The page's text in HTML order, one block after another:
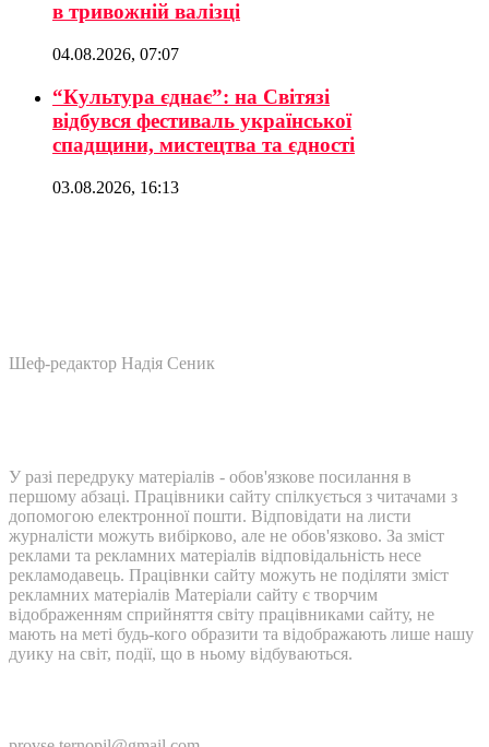
в тривожній валізці
04.08.2026, 07:07
“Культура єднає”: на Світязі
відбувся фестиваль української
спадщини, мистецтва та єдності
03.08.2026, 16:13
Шеф-редактор Надія Сеник
У разі передруку матеріалів - обов'язкове посилання в
першому абзаці. Працівники сайту спілкується з читачами з
допомогою електронної пошти. Відповідати на листи
журналісти можуть вибірково, але не обов'язково. За зміст
реклами та рекламних матеріалів відповідальність несе
рекламодавець. Працівнки сайту можуть не поділяти зміст
рекламних матеріалів Матеріали сайту є творчим
відображенням сприйняття світу працівниками сайту, не
мають на меті будь-кого образити та відображають лише нашу
дуику на світ, події, що в ньому відбуваються.